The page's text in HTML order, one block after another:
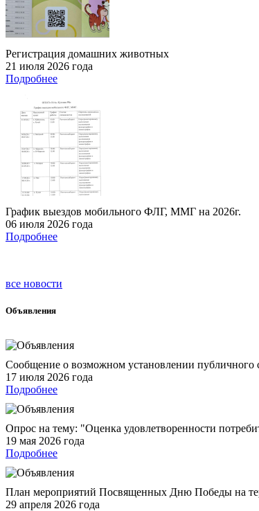
Регистрация домашних животных
21 июля 2026 года
Подробнее
График выездов мобильного ФЛГ, ММГ на 2026г.
06 июля 2026 года
Подробнее
все новости
Объявления
Сообщение о возможном установлении публичного
17 июля 2026 года
Подробнее
Опрос на тему: "Оценка удовлетворенности
19 мая 2026 года
Подробнее
План мероприятий Посвященных Дню Победы на
29 апреля 2026 года